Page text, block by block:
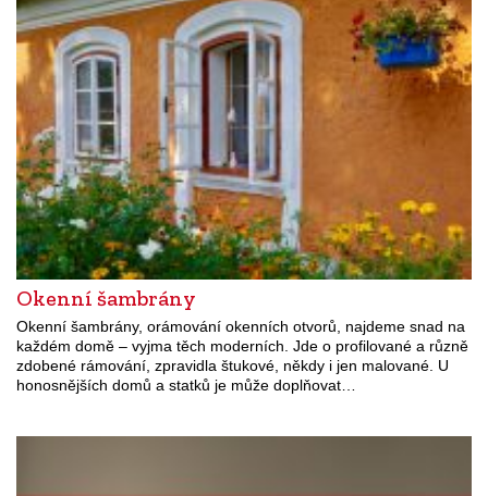
Okenní šambrány
Okenní šambrány, orámování okenních otvorů, najdeme snad na
každém domě – vyjma těch moderních. Jde o profilované a různě
zdobené rámování, zpravidla štukové, někdy i jen malované. U
honosnějších domů a statků je může doplňovat…